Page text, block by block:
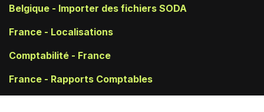
Belgique - Importer des fichiers SODA
France - Localisations
Comptabilité - France
France - Rapports Comptables